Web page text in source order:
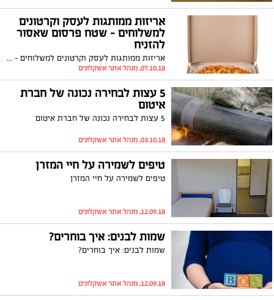
אריזות ממותגות לעסק וקרטונים
למשלוחים – שטח פרסום שאסור
להזניח
אריזות ממותגות לעסק וקרטונים למשלוחים – שטח פרסום שאסור להזניח
07.10.18, מנהל אתר אשקלונים
5 עצות לבחירה נכונה של חברת
איטום
5 עצות לבחירה נכונה של חברת איטום
03.10.18, מנהל אתר אשקלונים
טיפים לשמירה על חיי המזרן
טיפים לשמירה על חיי המזרן
12.09.18, מנהל אתר אשקלונים
שמות לבנים: איך בוחרים?
שמות לבנים: איך בוחרים?
12.09.18, מנהל אתר אשקלונים